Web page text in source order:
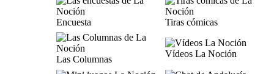
Encuesta Tiras cómicas
Las Columnas
Vídeos La Noción